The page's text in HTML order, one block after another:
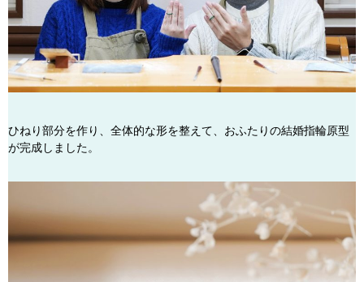
ひねり部分を作り、全体的な形を整えて、おふたりの結婚指輪原型
が完成しました。